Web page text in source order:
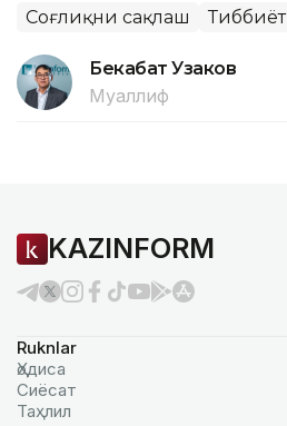
Соғлиқни сақлаш Тиббиёт
Бекабат Узаков
Муаллиф
KAZINFORM
Ruknlar
Ҳодиса
Сиёсат
Таҳлил